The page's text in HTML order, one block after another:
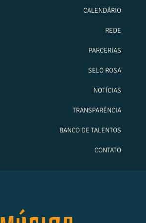
CALENDÁRIO
REDE
PARCERIAS
SELO ROSA
NOTÍCIAS
TRANSPARÊNCIA
BANCO DE TALENTOS
CONTATO